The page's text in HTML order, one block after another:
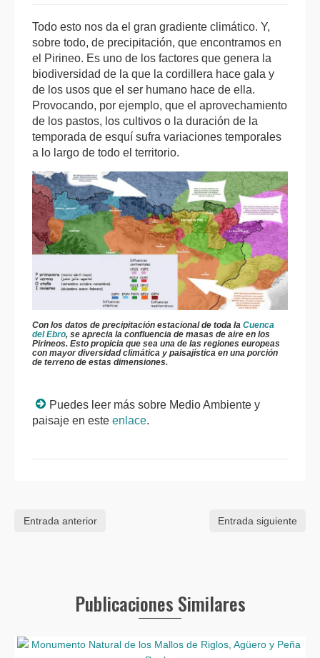
Todo esto nos da el gran gradiente climático. Y,
sobre todo, de precipitación, que encontramos en
el Pirineo. Es uno de los factores que genera la
biodiversidad de la que la cordillera hace gala y
de los usos que el ser humano hace de ella.
Provocando, por ejemplo, que el aprovechamiento
de los pastos, los cultivos o la duración de la
temporada de esquí sufra variaciones temporales
a lo largo de todo el territorio.
Con los datos de precipitación estacional de toda la Cuenca
del Ebro, se aprecia la confluencia de masas de aire en los
Pirineos. Esto propicia que sea una de las regiones europeas
con mayor diversidad climática y paisajística en una porción
de terreno de estas dimensiones.
Puedes leer más sobre Medio Ambiente y
paisaje en este enlace.
Entrada anterior Entrada siguiente
Publicaciones Similares